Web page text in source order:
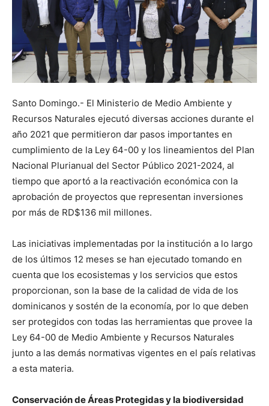
Santo Domingo.- El Ministerio de Medio Ambiente y
Recursos Naturales ejecutó diversas acciones durante el
año 2021 que permitieron dar pasos importantes en
cumplimiento de la Ley 64-00 y los lineamientos del Plan
Nacional Plurianual del Sector Público 2021-2024, al
tiempo que aportó a la reactivación económica con la
aprobación de proyectos que representan inversiones
por más de RD$136 mil millones.
Las iniciativas implementadas por la institución a lo largo
de los últimos 12 meses se han ejecutado tomando en
cuenta que los ecosistemas y los servicios que estos
proporcionan, son la base de la calidad de vida de los
dominicanos y sostén de la economía, por lo que deben
ser protegidos con todas las herramientas que provee la
Ley 64-00 de Medio Ambiente y Recursos Naturales
junto a las demás normativas vigentes en el país relativas
a esta materia.
Conservación de Áreas Protegidas y la biodiversidad